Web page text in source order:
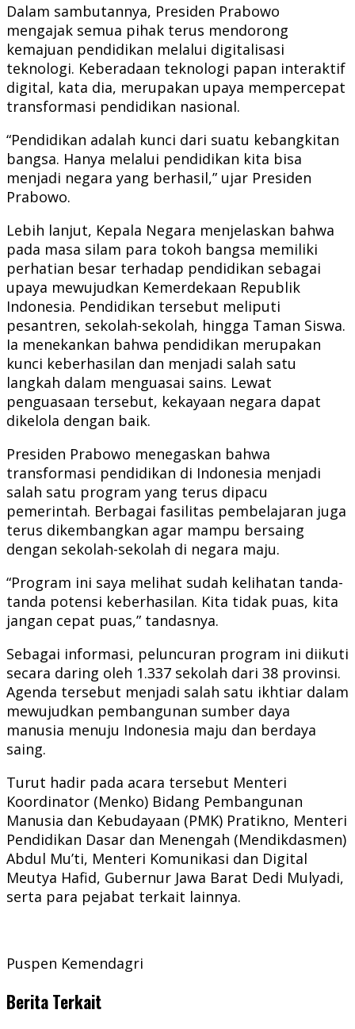
Dalam sambutannya, Presiden Prabowo
mengajak semua pihak terus mendorong
kemajuan pendidikan melalui digitalisasi
teknologi. Keberadaan teknologi papan interaktif
digital, kata dia, merupakan upaya mempercepat
transformasi pendidikan nasional.
“Pendidikan adalah kunci dari suatu kebangkitan
bangsa. Hanya melalui pendidikan kita bisa
menjadi negara yang berhasil,” ujar Presiden
Prabowo.
Lebih lanjut, Kepala Negara menjelaskan bahwa
pada masa silam para tokoh bangsa memiliki
perhatian besar terhadap pendidikan sebagai
upaya mewujudkan Kemerdekaan Republik
Indonesia. Pendidikan tersebut meliputi
pesantren, sekolah-sekolah, hingga Taman Siswa.
Ia menekankan bahwa pendidikan merupakan
kunci keberhasilan dan menjadi salah satu
langkah dalam menguasai sains. Lewat
penguasaan tersebut, kekayaan negara dapat
dikelola dengan baik.
Presiden Prabowo menegaskan bahwa
transformasi pendidikan di Indonesia menjadi
salah satu program yang terus dipacu
pemerintah. Berbagai fasilitas pembelajaran juga
terus dikembangkan agar mampu bersaing
dengan sekolah-sekolah di negara maju.
“Program ini saya melihat sudah kelihatan tanda-
tanda potensi keberhasilan. Kita tidak puas, kita
jangan cepat puas,” tandasnya.
Sebagai informasi, peluncuran program ini diikuti
secara daring oleh 1.337 sekolah dari 38 provinsi.
Agenda tersebut menjadi salah satu ikhtiar dalam
mewujudkan pembangunan sumber daya
manusia menuju Indonesia maju dan berdaya
saing.
Turut hadir pada acara tersebut Menteri
Koordinator (Menko) Bidang Pembangunan
Manusia dan Kebudayaan (PMK) Pratikno, Menteri
Pendidikan Dasar dan Menengah (Mendikdasmen)
Abdul Mu’ti, Menteri Komunikasi dan Digital
Meutya Hafid, Gubernur Jawa Barat Dedi Mulyadi,
serta para pejabat terkait lainnya.
Puspen Kemendagri
Berita Terkait